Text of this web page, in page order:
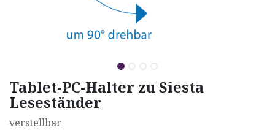
Tablet-PC-Halter zu Siesta
Leseständer
verstellbar